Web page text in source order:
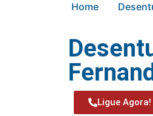
Home
Ligue Agora!